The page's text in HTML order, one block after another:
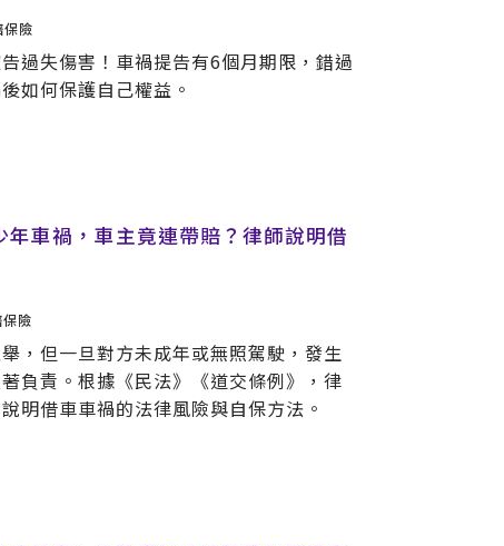
保險
過失傷害！車禍提告有6個月期限，錯過
如何保護自己權益。
年車禍，車主竟連帶賠？律師說明借
險
，但一旦對方未成年或無照駕駛，發生
負責。根據《民法》《道交條例》，律
明借車車禍的法律風險與自保方法。